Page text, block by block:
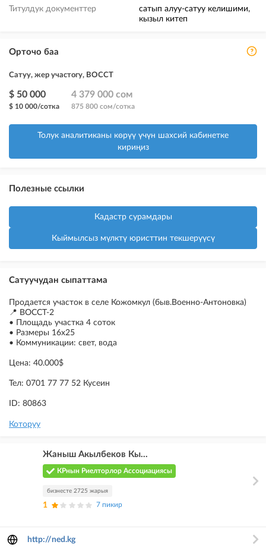
Титулдук документтер
сатып алуу-сатуу келишими,
кызыл китеп
Орточо баа
Сатуу, жер участогу, ВОССТ
$ 50 000
$ 10 000/сотка
4 379 000 сом
875 800 сом/сотка
Толук аналитиканы көрүү үчүн шахсий кабинетке
кириңиз
Полезные ссылки
Кадастр сурамдары
Кыймылсыз мүлктү юристтин текшерүүсү
Сатуучудан сыпаттама
Продается участок в селе Кожомкул (быв.Военно-Антоновка)
📍 ВОССТ-2
• Площадь участка 4 соток
• Размеры 16х25
• Коммуникации: свет, вода
Цена: 40.000$
Тел: 0701 77 77 52 Кусеин
ID: 80863
Которуу
Жаныш Акылбеков Кы...
КРнын Риелторлор Ассоциациясы
бизнесте 2725 жарыя
1 7 пикир
http://ned.kg